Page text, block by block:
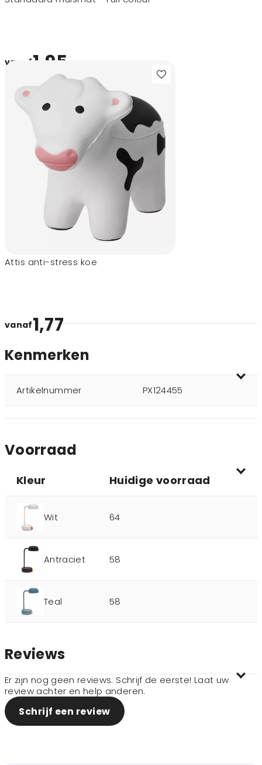
vanaf1,95
Attis anti-stress koe
vanaf1,77
Kenmerken
Artikelnummer PX124455
Voorraad
Kleur Huidige voorraad
Wit 64
Antraciet 58
Teal 58
Reviews
Er zijn nog geen reviews. Schrijf de eerste! Laat uw
review achter en help anderen.
Schrijf een review